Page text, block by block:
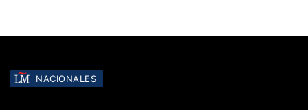
NACIONALES